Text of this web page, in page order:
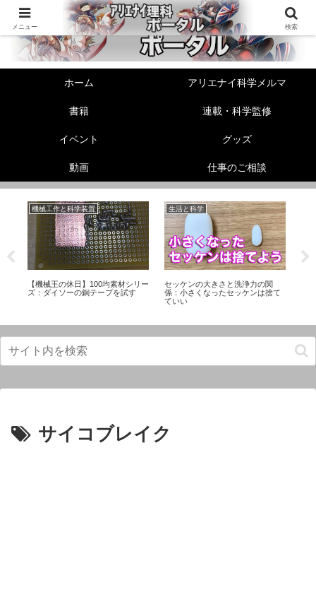
ホーム アリエナイ科学メルマ
書籍 連載・科学監修
イベント グッズ
動画 仕事のご相談
機械工作と科学装置
【機械王の休日】100均素材シリー
ズ：ダイソーの銅テープを試す
生活と科学
セッケンの大きさと洗浄力の関
係：小さくなったセッケンは捨て
ていい
サイコブレイク
メニュー 検索